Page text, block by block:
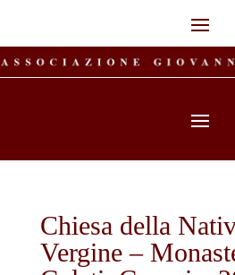
Chiesa della
Vergine –